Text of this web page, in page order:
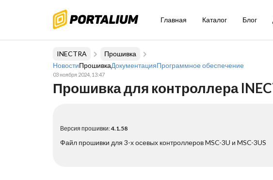
Главная Каталог Блог
INECTRA
Прошивка
НовостиПрошивкаДокументацияПрограммное обеспечение
03 ноября 2024, 13:47
Прошивка для контроллера
Версия прошивки:4.1.58
Файл прошивки для 3-х осевых контроллеров MSC-3U и MSC-3US